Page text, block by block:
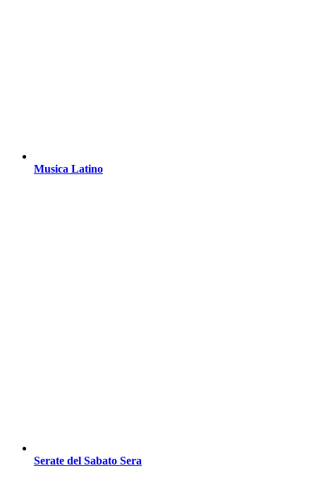
Musica Latino
Serate del Sabato Sera